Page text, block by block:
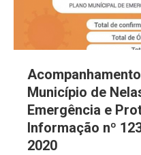
Município de
Emergência e
Informação nº
2020